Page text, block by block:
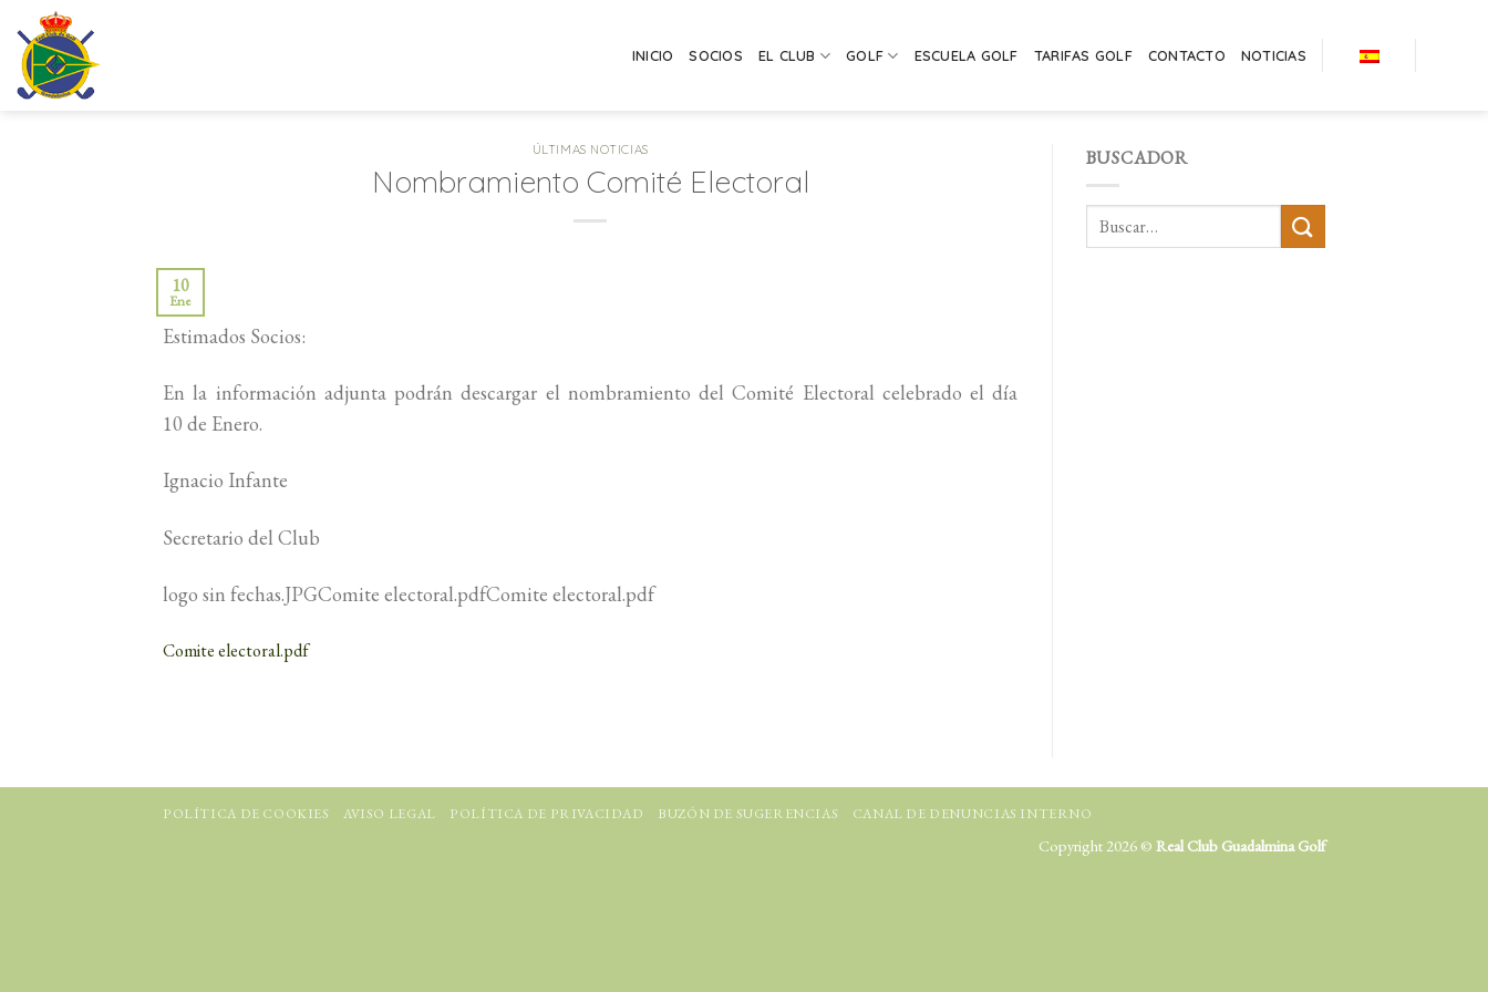
contenido
INICIO SOCIOS EL CLUB GOLF ESCUELA GOLF TARIFAS GOLF CONTACTO NOTICIAS
ÚLTIMAS NOTICIAS
Nombramiento Comité Electoral
10
Ene
Estimados Socios:
En la información adjunta podrán descargar el nombramiento del Comité Electoral celebrado el día
10 de Enero.
Ignacio Infante
Secretario del Club
logo sin fechas.JPGComite electoral.pdfComite electoral.pdf
Comite electoral.pdf
BUSCADOR
POLÍTICA DE COOKIES AVISO LEGAL POLÍTICA DE PRIVACIDAD BUZÓN DE SUGERENCIAS CANAL DE DENUNCIAS INTERNO
Copyright 2026 © Real Club Guadalmina Golf